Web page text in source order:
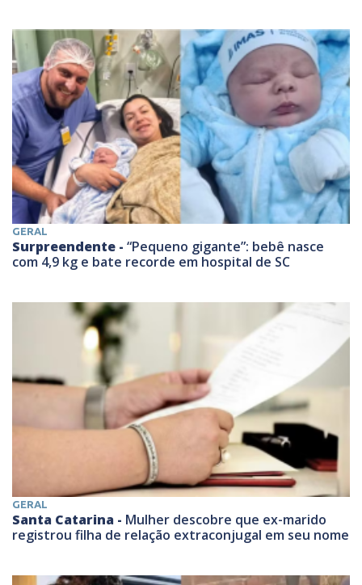
GERAL
Surpreendente - “Pequeno gigante”: bebê nasce
com 4,9 kg e bate recorde em hospital de SC
GERAL
Santa Catarina - Mulher descobre que ex-marido
registrou filha de relação extraconjugal em seu nome